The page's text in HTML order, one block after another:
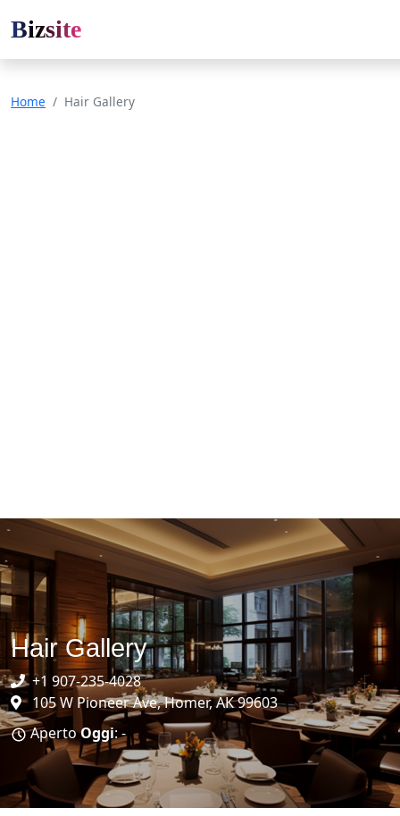
Bizsite
Home Hair Gallery
Hair Gallery
+1 907-235-4028
105 W Pioneer Ave, Homer, AK 99603
ApertoOggi: -